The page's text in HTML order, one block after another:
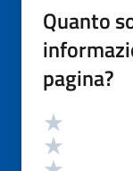
Quanto
pagina?
Valutazione